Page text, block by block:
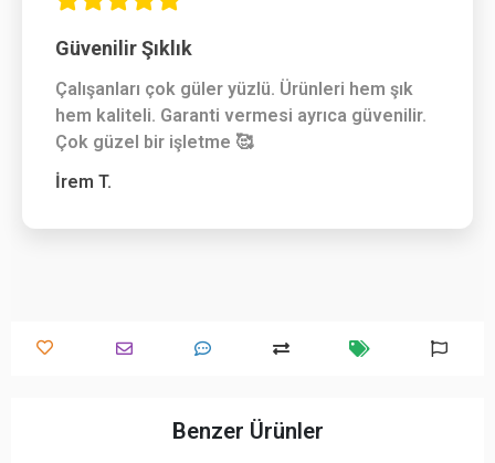
Güvenilir Şıklık
Çalışanları çok güler yüzlü. Ürünleri hem şık
hem kaliteli. Garanti vermesi ayrıca güvenilir.
Çok güzel bir işletme 🥰
İrem T.
Benzer Ürünler